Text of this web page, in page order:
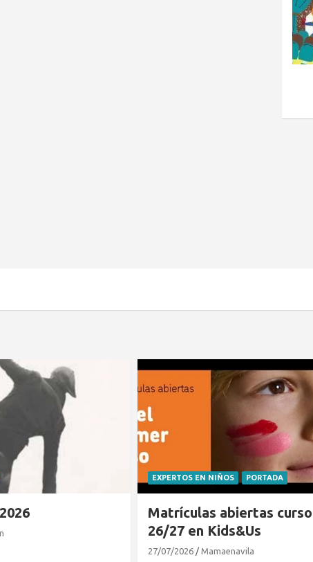
curso
CLUB DE LECTURA PORTADA
El cocodrilo al que no le
gustaba el agua
21/07/2026 Mamaenavila